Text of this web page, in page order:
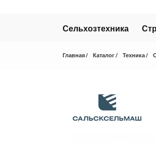
Сельхозтехника
Главная Каталог Техника